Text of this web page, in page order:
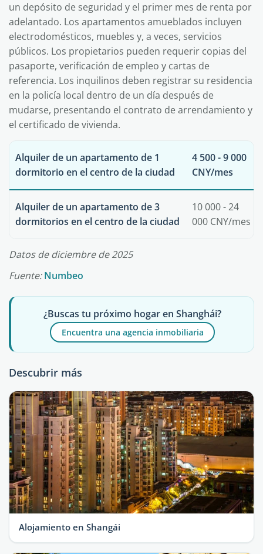
un depósito de seguridad y el primer mes de renta por
adelantado. Los apartamentos amueblados incluyen
electrodomésticos, muebles y, a veces, servicios
públicos. Los propietarios pueden requerir copias del
pasaporte, verificación de empleo y cartas de
referencia. Los inquilinos deben registrar su residencia
en la policía local dentro de un día después de
mudarse, presentando el contrato de arrendamiento y
el certificado de vivienda.
Alquiler de un apartamento de 1
dormitorio en el centro de la ciudad
4 500 - 9 000
CNY/mes
Alquiler de un apartamento de 3
dormitorios en el centro de la ciudad
10 000 - 24
000 CNY/mes
Datos de diciembre de 2025
Fuente:Numbeo
¿Buscas tu próximo hogar en Shanghái?
Encuentra una agencia inmobiliaria
Descubrir más
Alojamiento en Shangái